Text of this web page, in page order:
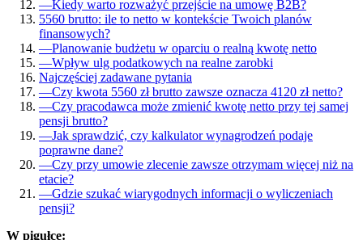
—Kiedy warto rozważyć przejście na umowę B2B?
5560 brutto: ile to netto w kontekście Twoich planów
finansowych?
—Planowanie budżetu w oparciu o realną kwotę netto
—Wpływ ulg podatkowych na realne zarobki
Najczęściej zadawane pytania
—Czy kwota 5560 zł brutto zawsze oznacza 4120 zł netto?
—Czy pracodawca może zmienić kwotę netto przy tej samej
pensji brutto?
—Jak sprawdzić, czy kalkulator wynagrodzeń podaje
poprawne dane?
—Czy przy umowie zlecenie zawsze otrzymam więcej niż na
etacie?
—Gdzie szukać wiarygodnych informacji o wyliczeniach
pensji?
W pigułce: